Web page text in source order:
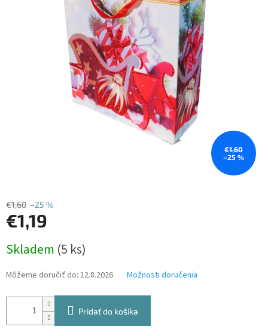
€1,60
–25 %
€1,60 –25 %
€1,19
cena:
Skladem (5 ks)
Môžeme doručiť do: 12.8.2026 Možnosti doručenia
Pridať do košíka